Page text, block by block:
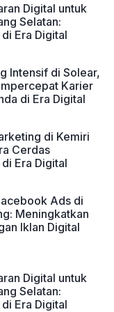
Digital untuk
Selatan:
Era Digital
Intensif di Solear,
Karier
di Era Digital
di Kemiri
Cerdas
Era Digital
Ads di
Meningkatkan
Iklan Digital
Digital untuk
Selatan:
Era Digital